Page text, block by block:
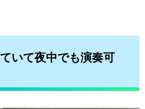
いて夜中でも演奏可